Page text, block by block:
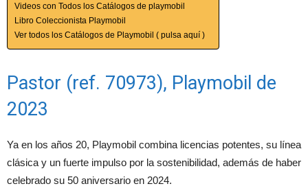
Videos con Todos los Catálogos de playmobil
Libro Coleccionista Playmobil
Ver todos los Catálogos de Playmobil ( pulsa aquí )
Pastor (ref. 70973), Playmobil de
2023
Ya en los años 20, Playmobil combina licencias potentes, su línea
clásica y un fuerte impulso por la sostenibilidad, además de haber
celebrado su 50 aniversario en 2024.